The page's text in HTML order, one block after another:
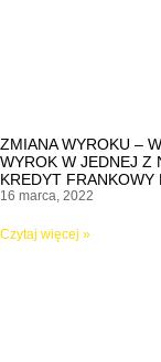
ZMIANA WYROKU –
WYROK W JEDNEJ Z
KREDYT
16 marca, 2022
Czytaj więcej »